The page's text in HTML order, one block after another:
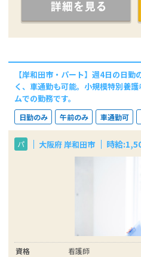
【岸和田市・パート】週4日の日
く、車通勤も可能。小規模特別養
ムでの勤務です。
日勤のみ 午前のみ 車通勤可
パ 大阪府 岸和田市 時給
資格
看護師